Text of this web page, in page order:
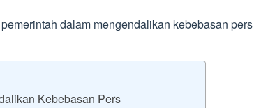
dalam mengendalikan kebebasan pers
Kebebasan Pers